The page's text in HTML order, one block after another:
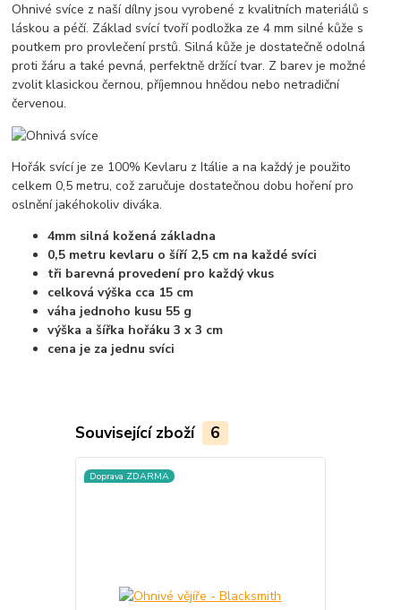
Ohnivé svíce z naší dílny jsou vyrobené z kvalitních materiálů s
láskou a péčí. Základ svící tvoří podložka ze 4 mm silné kůže s
poutkem pro provlečení prstů. Silná kůže je dostatečně odolná
proti žáru a také pevná, perfektně držící tvar. Z barev je možné
zvolit klasickou černou, příjemnou hnědou nebo netradiční
červenou.
Hořák svící je ze 100% Kevlaru z Itálie a na každý je použito
celkem 0,5 metru, což zaručuje dostatečnou dobu hoření pro
oslnění jakéhokoliv diváka.
4mm silná kožená základna
0,5 metru kevlaru o šíří 2,5 cm na každé svíci
tři barevná provedení pro každý vkus
celková výška cca 15 cm
váha jednoho kusu 55 g
výška a šířka hořáku 3 x 3 cm
cena je za jednu svíci
Související zboží 6
Doprava ZDARMA